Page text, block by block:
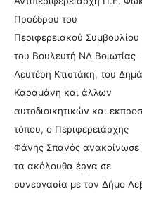
Προέδρου του
Περιφερειακού
του Βουλευτή ΝΔ Βοιωτίας
Λευτέρη Κτιστάκη, του
Καραμάνη και άλλων
αυτοδιοικητικών και
τόπου, ο Περιφερειάρχης
Φάνης Σπανός ανακοίνωσε
τα ακόλουθα έργα σε
συνεργασία με τον Δήμο